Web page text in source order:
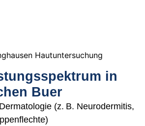
in
Buer
(z. B. Neurodermitis,